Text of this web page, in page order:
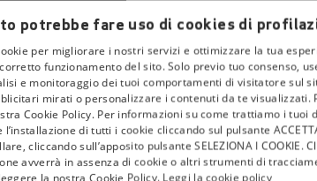
la guida
lativù
I Bollini
potrebbe fare uso di cookies di
per migliorare i nostri servizi e ottimizzare la tua
funzionamento del sito. Solo previo tuo consenso,
e monitoraggio dei tuoi comportamenti di visitatore sul
mirati o personalizzare i contenuti da te
Cookie Policy. Per informazioni su come trattiamo i tuoi
l’installazione di tutti i cookie cliccando sul pulsante
cliccando sull’apposito pulsante SELEZIONA I
avverrà in assenza di cookie o altri strumenti di
la nostra Cookie Policy. Leggi la cookie policy